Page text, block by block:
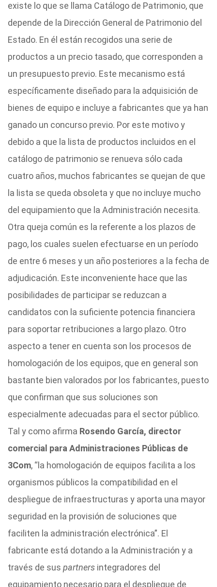
existe lo que se llama Catálogo de Patrimonio, que
depende de la Dirección General de Patrimonio del
Estado. En él están recogidos una serie de
productos a un precio tasado, que corresponden a
un presupuesto previo. Este mecanismo está
específicamente diseñado para la adquisición de
bienes de equipo e incluye a fabricantes que ya han
ganado un concurso previo. Por este motivo y
debido a que la lista de productos incluidos en el
catálogo de patrimonio se renueva sólo cada
cuatro años, muchos fabricantes se quejan de que
la lista se queda obsoleta y que no incluye mucho
del equipamiento que la Administración necesita.
Otra queja común es la referente a los plazos de
pago, los cuales suelen efectuarse en un período
de entre 6 meses y un año posteriores a la fecha de
adjudicación. Este inconveniente hace que las
posibilidades de participar se reduzcan a
candidatos con la suficiente potencia financiera
para soportar retribuciones a largo plazo. Otro
aspecto a tener en cuenta son los procesos de
homologación de los equipos, que en general son
bastante bien valorados por los fabricantes, puesto
que confirman que sus soluciones son
especialmente adecuadas para el sector público.
Tal y como afirma Rosendo García, director
comercial para Administraciones Públicas de
3Com, “la homologación de equipos facilita a los
organismos públicos la compatibilidad en el
despliegue de infraestructuras y aporta una mayor
seguridad en la provisión de soluciones que
faciliten la administración electrónica”. El
fabricante está dotando a la Administración y a
través de sus partners integradores del
equipamiento necesario para el despliegue de